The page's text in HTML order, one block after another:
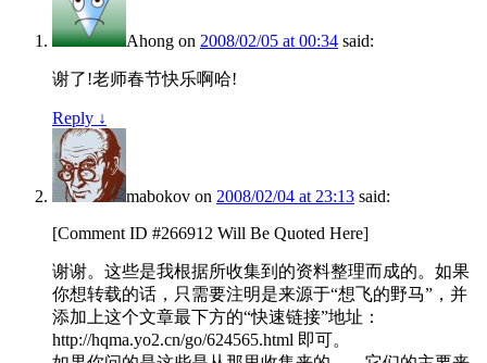
Ahong on 2008/02/05 at 00:34 said:
谢了!老师春节快乐啊哈!
Reply ↓
mabokov on 2008/02/04 at 23:13 said:
[Comment ID #266912 Will Be Quoted Here]
谢谢。这些是我根据所收集到的资料整理而成的。如果
你想转载的话，只需要注明是来源于“想飞的野马”，并
添加上这个文章最下方的“快速链接”地址：
http://hqma.yo2.cn/go/624565.html 即可。